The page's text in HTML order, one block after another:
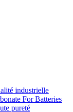
industrielle
For Batteries
pureté